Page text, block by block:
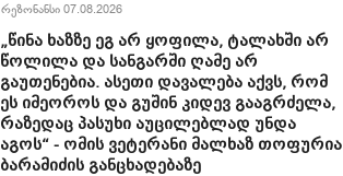
რეზონანსი 07.08.2026
„წინა ხაზზე ეგ არ ყოფილა, ტალახში არ
წოლილა და სანგარში ღამე არ
გაუთენებია. ასეთი დავალება აქვს, რომ
ეს იმეოროს და გუშინ კიდევ გააგრძელა,
რაზედაც პასუხი აუცილებლად უნდა
აგოს“ - ომის ვეტერანი მალხაზ თოფურია
ბარამიძის განცხადებაზე